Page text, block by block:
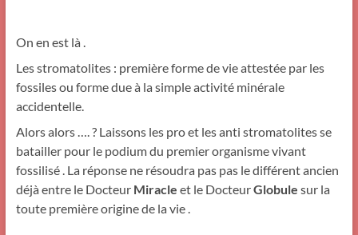
On en est là .
Les stromatolites : première forme de vie attestée par les
fossiles ou forme due à la simple activité minérale
accidentelle.
Alors alors …. ? Laissons les pro et les anti stromatolites se
batailler pour le podium du premier organisme vivant
fossilisé . La réponse ne résoudra pas pas le différent ancien
déjà entre le DocteurMiracle et le DocteurGlobule sur la
toute première origine de la vie .